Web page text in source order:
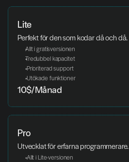
Lite
Perfekt för den som kodar då och då.
Allt i gratisversionen
Tredubbel kapacitet
Prioriterad support
Utökade funktioner
10$/Månad
Pro
Utvecklat för erfarna programmerare.
Allt i Lite-versionen